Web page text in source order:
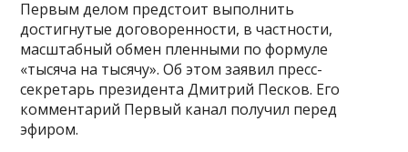
Первым делом предстоит выполнить
достигнутые договоренности, в частности,
масштабный обмен пленными по формуле
«тысяча на тысячу». Об этом заявил пресс-
секретарь президента Дмитрий Песков. Его
комментарий Первый канал получил перед
эфиром.